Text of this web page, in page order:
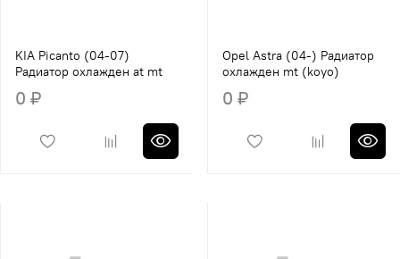
KIA Picanto (04-07)
Радиатор охлажден at mt
0 ₽
Opel Astra (04-) Радиатор
охлажден mt (koyo)
0 ₽